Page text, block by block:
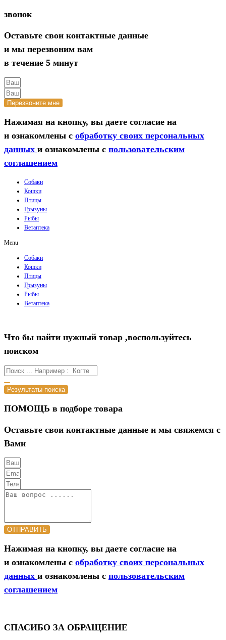
звонок
Оставьте свои контактные данные
и мы перезвоним вам
в течение 5 минут
Перезвоните мне
Нажимая на кнопку, вы даете согласие на
и ознакомлены с обработку своих персональных
данных и ознакомлены с пользовательским
соглашением
Собаки
Кошки
Птицы
Грызуны
Рыбы
Ветаптека
Menu
Собаки
Кошки
Птицы
Грызуны
Рыбы
Ветаптека
Что бы найти нужный товар ,воспользуйтесь
поиском
Результаты поиска
ПОМОЩЬ в подборе товара
Оставьте свои контактные данные и мы свяжемся с
Вами
ОТПРАВИТЬ
Нажимая на кнопку, вы даете согласие на
и ознакомлены с обработку своих персональных
данных и ознакомлены с пользовательским
соглашением
СПАСИБО ЗА ОБРАЩЕНИЕ